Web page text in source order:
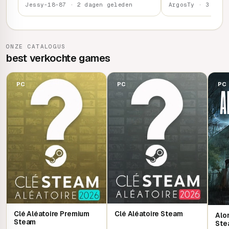
Jessy-18-87 · 2 dagen geleden ArgosTy · 3
ONZE CATALOGUS
best verkochte games
PC
Clé Aléatoire Premium
Steam
PC
Clé Aléatoire Steam
PC